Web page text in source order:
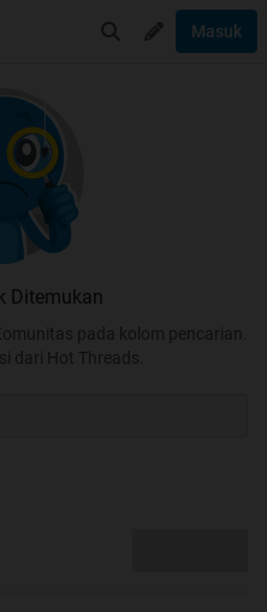
Masuk
Ditemukan
pada kolom pencarian.
dari Hot Threads.